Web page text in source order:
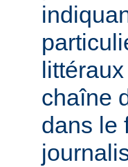
chaîne
dans le